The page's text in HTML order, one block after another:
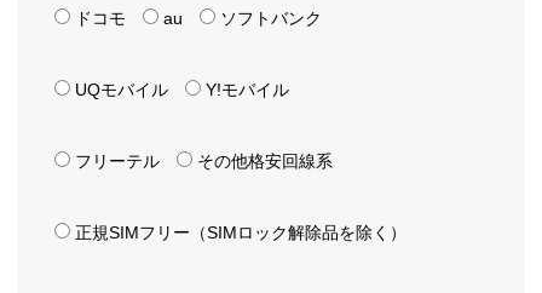
ドコモ au ソフトバンク
UQモバイル Y!モバイル
フリーテル その他格安回線系
正規SIMフリー（SIMロック解除品を除く）